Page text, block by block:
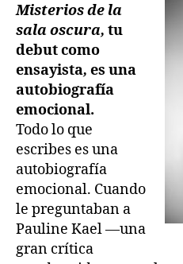
Misterios de la
sala oscura, tu
debut como
ensayista, es una
autobiografía
emocional.
Todo lo que
escribes es una
autobiografía
emocional. Cuando
le preguntaban a
Pauline Kael —una
gran crítica